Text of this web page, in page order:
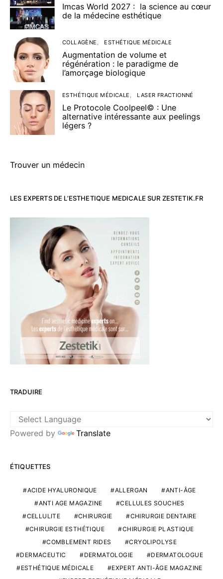
Imcas World 2027 : la science au cœur
de la médecine esthétique
COLLAGÈNE ESTHÉTIQUE MÉDICALE
Augmentation de volume et
régénération : le paradigme de
l’amorçage biologique
ESTHÉTIQUE MÉDICALE LASER FRACTIONNÉ
Le Protocole Coolpeel© : Une
alternative intéressante aux peelings
légers ?
Trouver un médecin
LES EXPERTS DE L’ESTHETIQUE MEDICALE SUR ZESTETIK.FR
TRADUIRE
Powered by Translate
ÉTIQUETTES
ACIDE HYALURONIQUE ALLERGAN
ANTI-ÂGE
ANTI AGE MAGAZINE
CELLULES SOUCHES
CELLULITE
CHIRURGIE
CHIRURGIE DENTAIRE
CHIRURGIE ESTHÉTIQUE
CHIRURGIE PLASTIQUE
COMBLEMENT RIDES
CRYOLIPOLYSE
DERMACEUTIC
DERMATOLOGIE
DERMATOLOGUE
ESTHÉTIQUE MÉDICALE
EXPERT ANTI-ÂGE MAGAZINE